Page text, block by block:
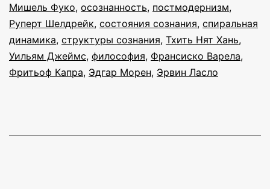
Мишель Фуко, осознанность, постмодернизм,
Руперт Шелдрейк, состояния сознания, спиральная
динамика, структуры сознания, Тхить Нят Хань,
Уильям Джеймс, философия, Франсиско Варела,
Фритьоф Капра, Эдгар Морен, Эрвин Ласло